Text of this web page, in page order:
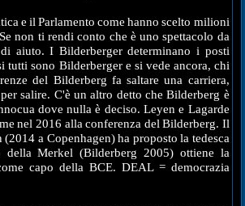
e il Parlamento come hanno scelto milioni
non ti rendi conto che è uno spettacolo da
aiuto. I Bilderberger determinano i posti
tutti sono Bilderberger e si vede ancora, chi
del Bilderberg fa saltare una carriera,
salire. C'è un altro detto che Bilderberg è
dove nulla è deciso. Leyen e Lagarde
nel 2016 alla conferenza del Bilderberg. Il
a Copenhagen) ha proposto la tedesca
Merkel (Bilderberg 2005) ottiene la
capo della BCE. DEAL = democrazia